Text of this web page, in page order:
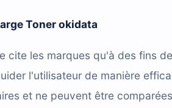
Toner okidata
cite les marques qu'à des fins
l'utilisateur de manière
et ne peuvent être